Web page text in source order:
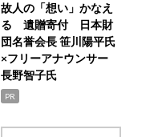
故人の「想い」かなえ
る 遺贈寄付 日本財
団名誉会長 笹川陽平氏
×フリーアナウンサー
長野智子氏
PR